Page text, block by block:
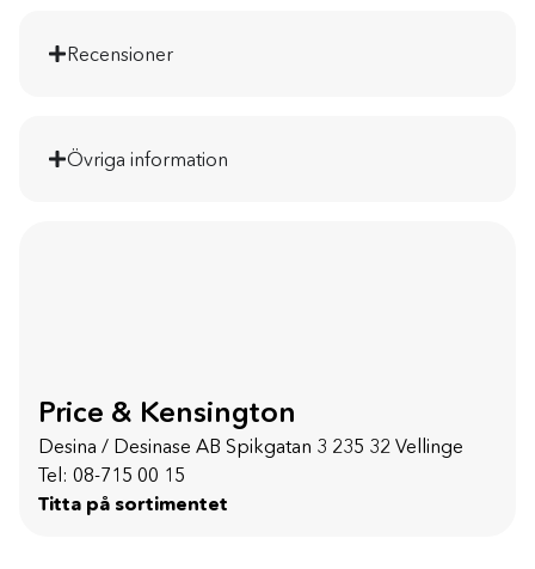
Recensioner
Övriga information
Price & Kensington
Desina / Desinase AB Spikgatan 3 235 32 Vellinge
Tel: 08-715 00 15
Titta på sortimentet